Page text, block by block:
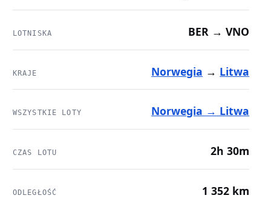
LOTNISKA BER → VNO
KRAJE Norwegia → Litwa
WSZYSTKIE LOTY Norwegia → Litwa
CZAS LOTU 2h 30m
ODLEGŁOŚĆ 1 352 km